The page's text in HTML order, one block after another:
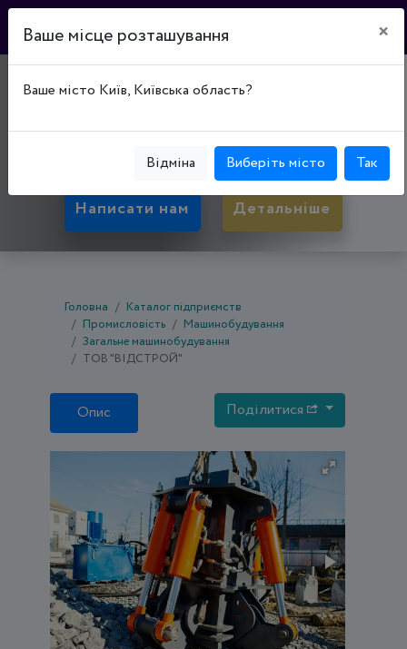
"ВІДСТРОЙ"
н, вул. Айвазовського, буд. 4
Написати нам Детальніше
Головна
Каталог підприємств
Промисловість
Машинобудування
Загальне машинобудування
ТОВ "ВІДСТРОЙ"
Опис Поділитися
Ваше місце розташування ×
Ваше місто Київ, Київська область?
Відміна Виберіть місто Так